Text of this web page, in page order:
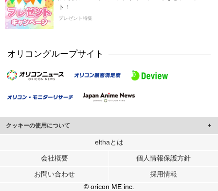
ト！
プレゼント特集
オリコングループサイト
クッキーの使用について
このサイトでは Cookie を使用して、ユーザーに合わせたコンテンツや広告の
行っています。
メディアや広告配信、データ解析の各パートナーに提供しています。
各パートナーは、この情報とユーザーが各パートナーに提供した他の情報や、
elthaとは
会社概要 個人情報保護方針
お問い合わせ
採用情報
© oricon ME inc.